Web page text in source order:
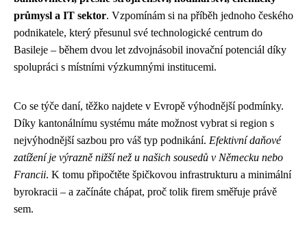
průmysl a IT sektor. Vzpomínám si na příběh jednoho českého
podnikatele, který přesunul své technologické centrum do
Basileje – během dvou let zdvojnásobil inovační potenciál díky
spolupráci s místními výzkumnými institucemi.
Co se týče daní, těžko najdete v Evropě výhodnější podmínky.
Díky kantonálnímu systému máte možnost vybrat si region s
nejvýhodnější sazbou pro váš typ podnikání. Efektivní daňové
zatížení je výrazně nižší než u našich sousedů v Německu nebo
Francii. K tomu připočtěte špičkovou infrastrukturu a minimální
byrokracii – a začínáte chápat, proč tolik firem směřuje právě
sem.